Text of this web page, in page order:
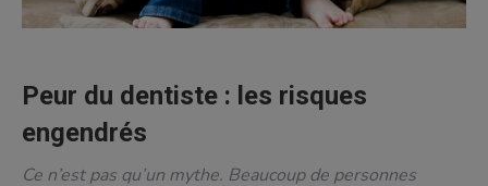
Peur du dentiste : les risques
engendrés
Ce n’est pas qu’un mythe. Beaucoup de personnes